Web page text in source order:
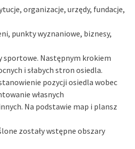
organizacje, urzędy, fundacje,
punkty wyznaniowe, biznesy,
Następnym krokiem
i słabych stron osiedla.
pozycji osiedla wobec
własnych
Na podstawie map i plansz
zostały wstępne obszary